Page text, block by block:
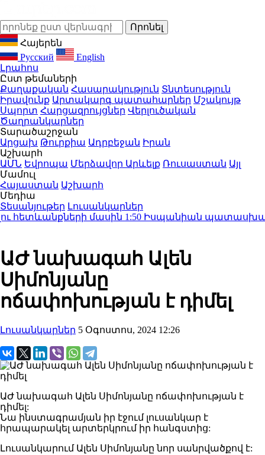
Հայերեն
Русский
English
Լրահոս
Ըստ թեմաների
Քաղաքական Հասարակություն Տնտեսություն
Իրավունք Արտակարգ պատահարներ Մշակույթ
Սպորտ Հարցազրույցներ Վերլուծական
Ծաղրանկարներ
Տարածաշրջան
Արցախ Թուրքիա Ադրբեջան Իրան
Աշխարհ
ԱՄՆ Եվրոպա Մերձավոր Արևելք Ռուսաստան Այլ
Մամուլ
Հայաստան Աշխարհ
Մեդիա
Տեսանյութեր Լուսանկարներ
հետևանքների մասին1:50 Իսպանիան պատասխան
ԱԺ նախագահ Ալեն
Սիմոնյանը
ոճափոխության է դիմել
Լուսանկարներ 5 Օգոստոս, 2024 12:26
ԱԺ նախագահ Ալեն Սիմոնյանը ոճափոխության է
դիմել:
Նա ինստագրամյան իր էջում լուսանկար է
հրապարակել արտերկրում իր հանգստից:
Լուսանկարում Ալեն Սիմոնյանը նոր սանրվածքով է: